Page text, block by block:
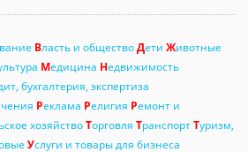
Власть и обществоДети Животные
Медицина Недвижимость
бухгалтерия, экспертиза
Реклама Религия Ремонт и
хозяйствоТорговля ТранспортТуризм,
Услуги и товары для бизнеса